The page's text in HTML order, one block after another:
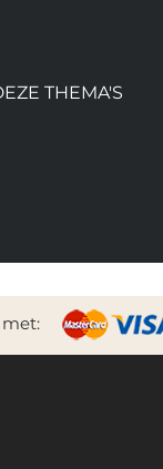
THEMA'S